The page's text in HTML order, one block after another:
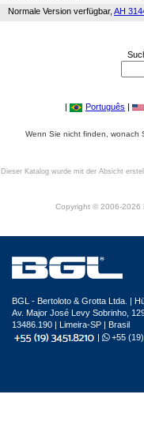
Normale Version verfügbar, AH
| Português |
Wenn Sie nicht finden, wonach
Dieser Katalog wurde mit der Absicht
Copyright © 2006-2026
BGL - Bertoloto & Grotta Ltda. |
Av. Major José Levy Sobrinho,
13486.190 | Limeira-SP | Brasil
|
+55 (19)